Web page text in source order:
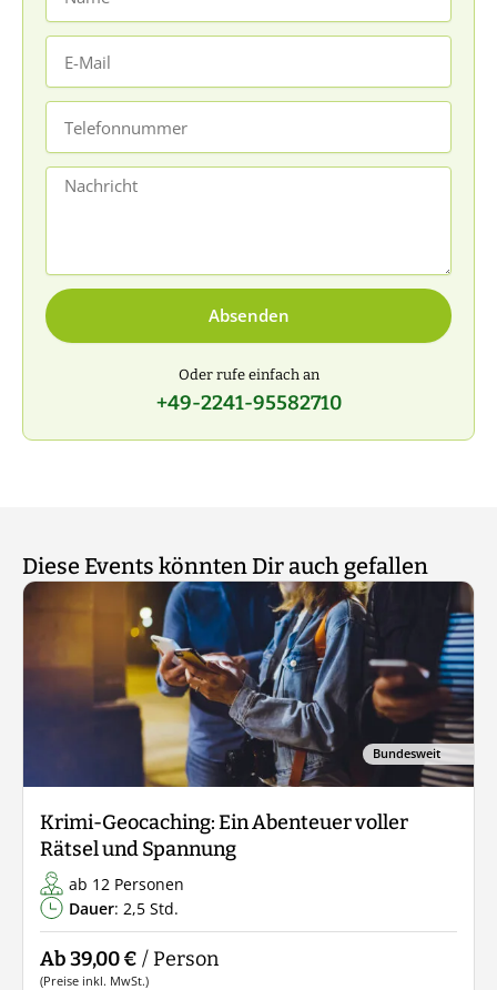
Mail
Nachricht
Absenden
Oder rufe einfach an
+49-2241-95582710
Diese Events könnten Dir auch gefallen
Bundesweit
Krimi-Geocaching: Ein Abenteuer voller
Rätsel und Spannung
ab 12 Personen
Dauer: 2,5 Std.
Ab 39,00 € / Person
(Preise inkl. MwSt.)